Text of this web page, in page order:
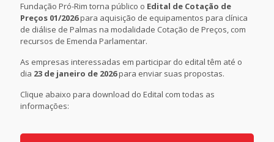
Fundação Pró-Rim torna público o Edital de Cotação de
Preços 01/2026para aquisição de equipamentos para clínica
de diálise de Palmas na modalidade Cotação de Preços, com
recursos de Emenda Parlamentar.
As empresas interessadas em participar do edital têm até o
dia 23 de janeiro de 2026para enviar suas propostas.
Clique abaixo para download do Edital com todas as
informações: